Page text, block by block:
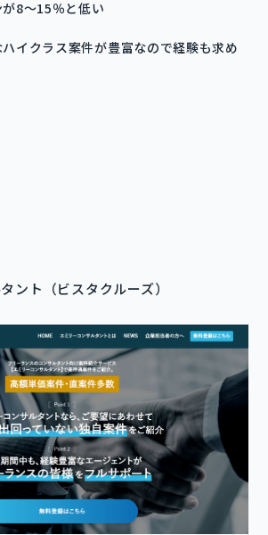
8～15％と低い
イクラス案件が豊富なので経験も求め
ント（ビスタクルーズ）